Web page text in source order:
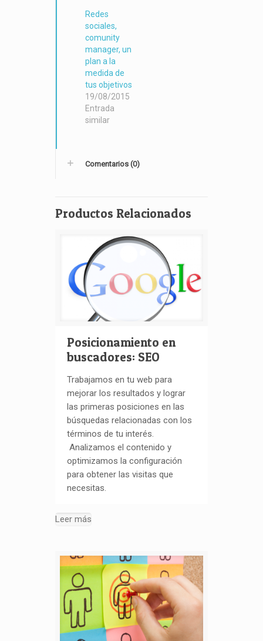
Redes
sociales,
comunity
manager, un
plan a la
medida de
tus objetivos
19/08/2015
Entrada
similar
Comentarios (0)
Productos Relacionados
Posicionamiento en
buscadores: SEO
Trabajamos en tu web para
mejorar los resultados y lograr
las primeras posiciones en las
búsquedas relacionadas con los
términos de tu interés.
Analizamos el contenido y
optimizamos la configuración
para obtener las visitas que
necesitas.
Leer más